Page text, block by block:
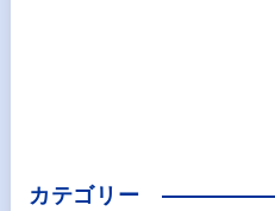
カテゴリー